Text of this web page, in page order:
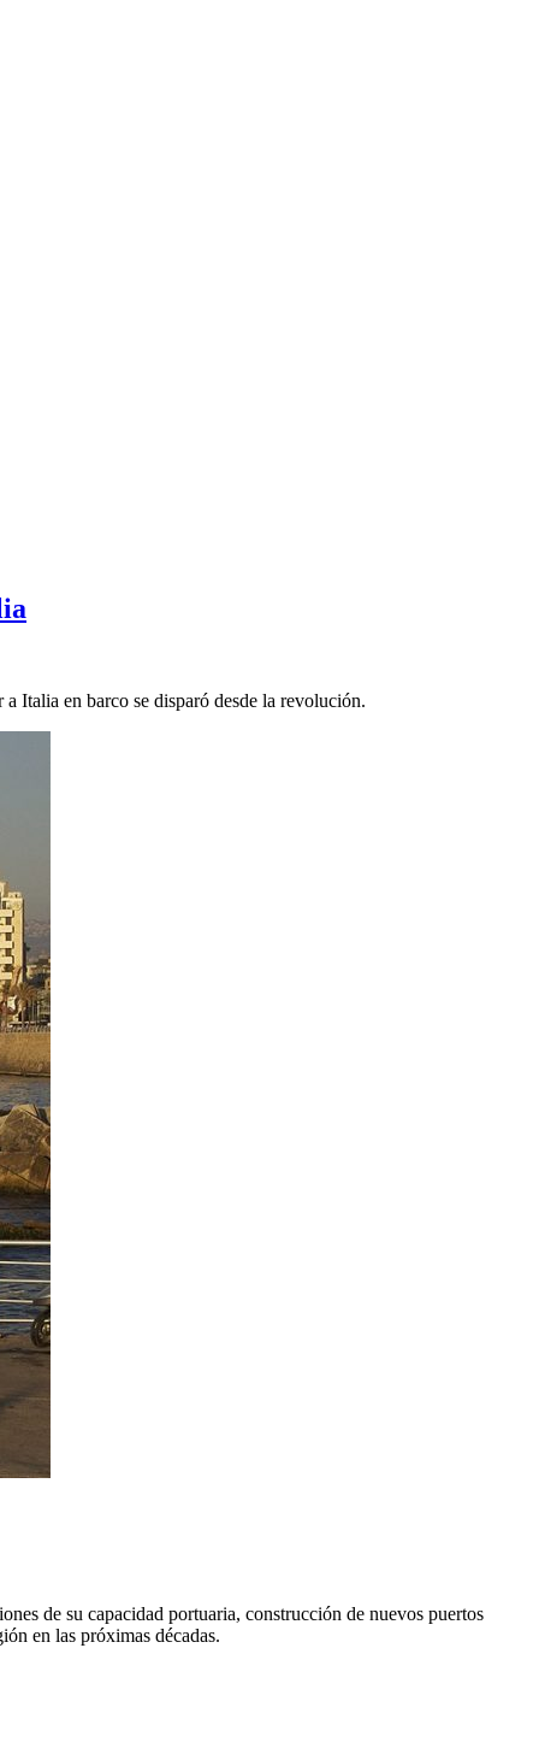
Italia en barco se disparó desde la revolución.
de su capacidad portuaria, construcción de nuevos puertos
en las próximas décadas.